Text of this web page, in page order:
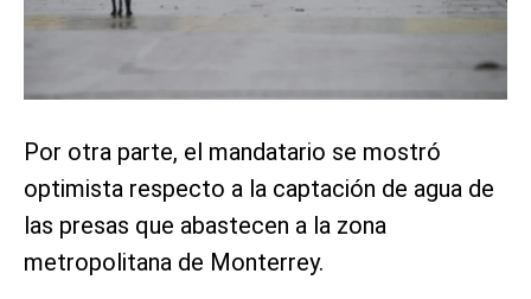
Por otra parte, el mandatario se mostró
optimista respecto a la captación de agua de
las presas que abastecen a la zona
metropolitana de Monterrey.